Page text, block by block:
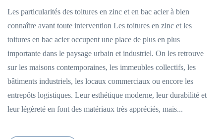
Les particularités des toitures en zinc et en bac acier à bien
connaître avant toute intervention Les toitures en zinc et les
toitures en bac acier occupent une place de plus en plus
importante dans le paysage urbain et industriel. On les retrouve
sur les maisons contemporaines, les immeubles collectifs, les
bâtiments industriels, les locaux commerciaux ou encore les
entrepôts logistiques. Leur esthétique moderne, leur durabilité et
leur légèreté en font des matériaux très appréciés, mais...